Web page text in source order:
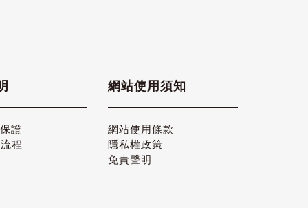
證
程
網站使用須知
網站使用條款
隱私權政策
免責聲明